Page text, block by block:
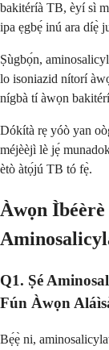
bakitéríà TB, èyí sì
ipa ẹgbẹ́ inú ara díẹ̀
Ṣùgbọ́n,
lo isoniazid nítorí
nígbà tí àwọn
Dókítà rẹ yóò yan
méjèèjì lè jẹ́
ètò àtọ́jú TB tó fẹ̀.
Àwọn
Q1. Ṣé
Fún Àwọn
Bẹ́ẹ̀ ni,